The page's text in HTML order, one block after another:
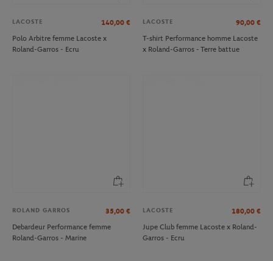
LACOSTE 140,00 €
Polo Arbitre femme Lacoste x
Roland-Garros - Ecru
LACOSTE 90,00 €
T-shirt Performance homme Lacoste
x Roland-Garros - Terre battue
ROLAND GARROS 35,00 €
Debardeur Performance femme
Roland-Garros - Marine
LACOSTE 180,00 €
Jupe Club femme Lacoste x Roland-
Garros - Ecru